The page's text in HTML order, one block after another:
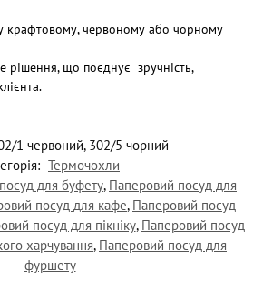
крафтовому, червоному або чорному
рішення, що поєднує зручність,
1 червоний, 302/5 чорний
Термочохли
для буфету, Паперовий посуд для
посуд для кафе, Паперовий посуд
посуд для пікніку, Паперовий посуд
харчування, Паперовий посуд для
фуршету